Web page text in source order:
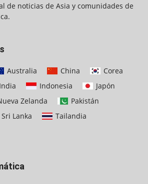
de noticias de Asia y comunidades de
Australia China
Corea
India Indonesia
Japón
Zelanda
Pakistán
Sri Lanka
Tailandia